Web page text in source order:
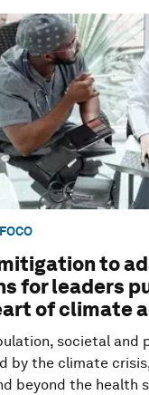
to
for leaders
of climate
societal and
by the climate
beyond the health